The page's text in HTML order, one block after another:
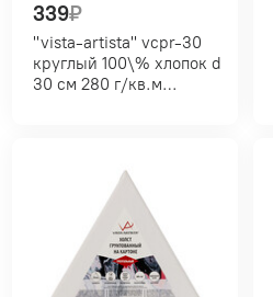
339₽
"vista-artista" vcpr-30
круглый 100\% хлопок d
30 см 280 г/кв.м